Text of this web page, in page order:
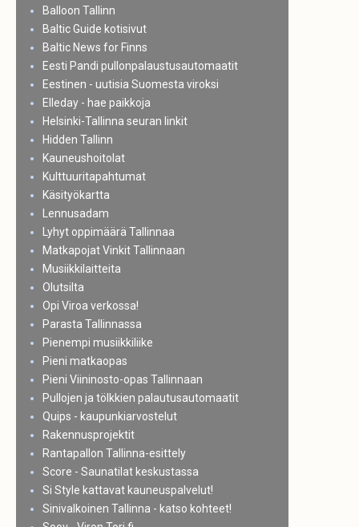
Balloon Tallinn
Baltic Guide kotisivut
Baltic News for Finns
Eesti Pandi pullonpalaustusautomaatit
Eestinen - uutisia Suomesta viroksi
Elleday - hae paikkoja
Helsinki-Tallinna seuran linkit
Hidden Tallinn
Kauneushoitolat
Kulttuuritapahtumat
Käsityökartta
Lennusadam
Lyhyt oppimäärä Tallinnaa
Matkapojat Vinkit Tallinnaan
Musiikkilaitteita
Olutsilta
Opi Viroa verkossa!
Parasta Tallinnassa
Pienempi musiikkiliike
Pieni matkaopas
Pieni Viininosto-opas Tallinnaan
Pullojen ja tölkkien palautusautomaatit
Quips - kaupunkiarvostelut
Rakennusprojektit
Rantapallon Tallinna-esittely
Score - Saunatilat keskustassa
Si Style kattavat kauneuspalvelut!
Sinivalkoinen Tallinna - katso kohteet!